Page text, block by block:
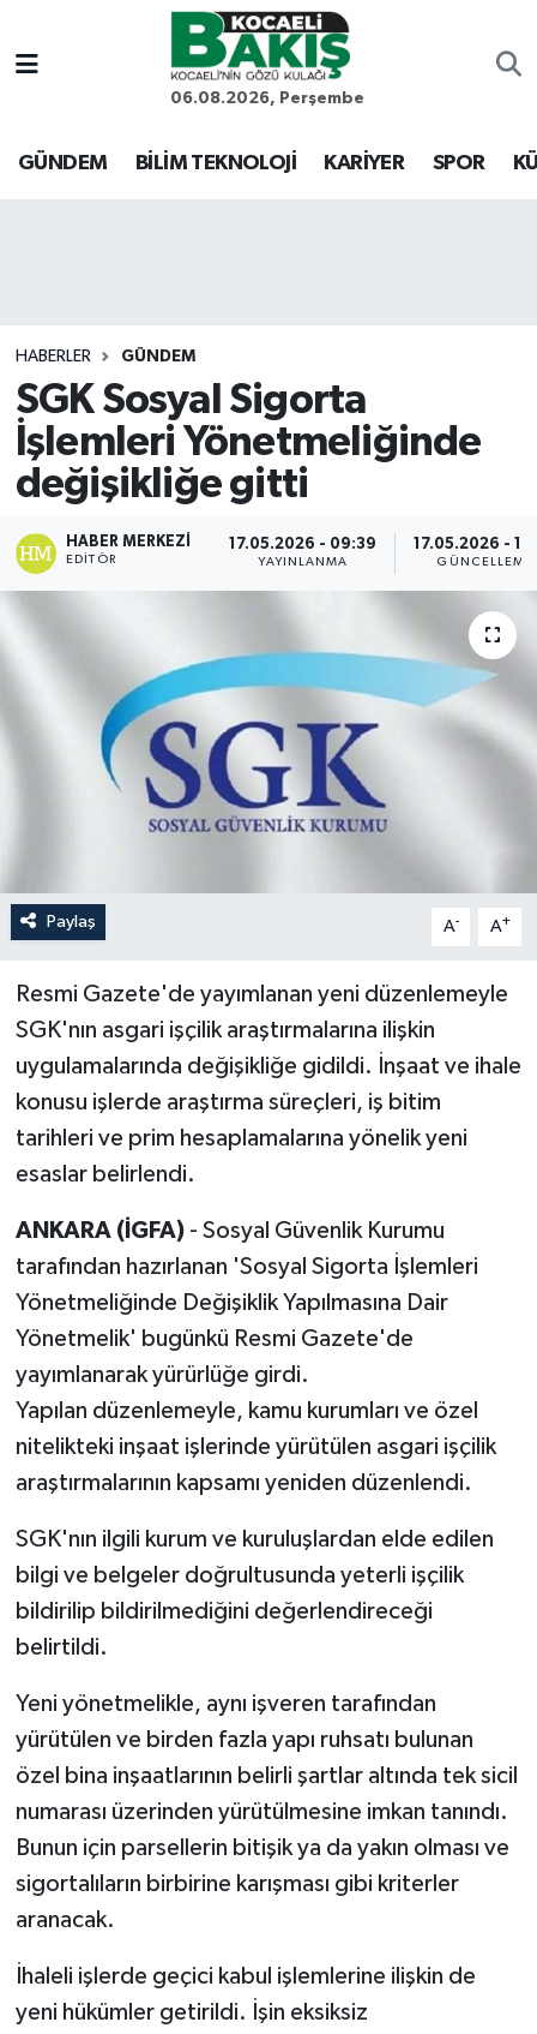
06.08.2026, Perşembe
GÜNDEM BİLİM TEKNOLOJİ KARİYER SPOR
HABERLER GÜNDEM
SGK Sosyal Sigorta
İşlemleri Yönetmeliğinde
değişikliğe gitti
HABER MERKEZI
EDITÖR
17.05.2026 - 09:39
YAYINLANMA
17.05.2026 -
GÜNCELLEME
Paylaş A- A+
Resmi Gazete'de yayımlanan yeni düzenlemeyle
SGK'nın asgari işçilik araştırmalarına ilişkin
uygulamalarında değişikliğe gidildi. İnşaat ve ihale
konusu işlerde araştırma süreçleri, iş bitim
tarihleri ve prim hesaplamalarına yönelik yeni
esaslar belirlendi.
ANKARA (İGFA) - Sosyal Güvenlik Kurumu
tarafından hazırlanan 'Sosyal Sigorta İşlemleri
Yönetmeliğinde Değişiklik Yapılmasına Dair
Yönetmelik' bugünkü Resmi Gazete'de
yayımlanarak yürürlüğe girdi.
Yapılan düzenlemeyle, kamu kurumları ve özel
nitelikteki inşaat işlerinde yürütülen asgari işçilik
araştırmalarının kapsamı yeniden düzenlendi.
SGK'nın ilgili kurum ve kuruluşlardan elde edilen
bilgi ve belgeler doğrultusunda yeterli işçilik
bildirilip bildirilmediğini değerlendireceği
belirtildi.
Yeni yönetmelikle, aynı işveren tarafından
yürütülen ve birden fazla yapı ruhsatı bulunan
özel bina inşaatlarının belirli şartlar altında tek sicil
numarası üzerinden yürütülmesine imkan tanındı.
Bunun için parsellerin bitişik ya da yakın olması ve
sigortalıların birbirine karışması gibi kriterler
aranacak.
İhaleli işlerde geçici kabul işlemlerine ilişkin de
yeni hükümler getirildi. İşin eksiksiz
Kocaeli Nöbetçi Eczaneler
Kocaeli Hava Durumu
Son Dakika Haberleri
Haber Arşivi